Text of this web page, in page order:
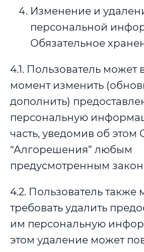
Изменение и
персональной
Обязательное
4.1. Пользователь может
момент изменить
дополнить)
персональную
часть, уведомив об
“Алгорешения” любым
предусмотренным
4.2. Пользователь также
требовать удалить
им персональную
этом удаление может